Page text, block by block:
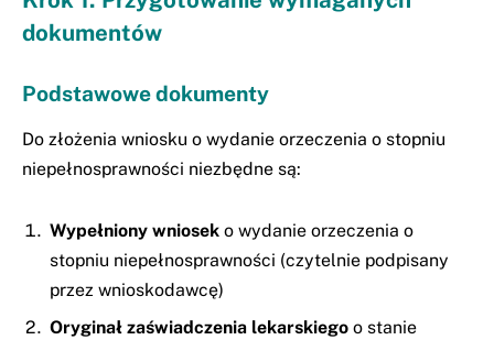
dokumentów
Podstawowe dokumenty
Do złożenia wniosku o wydanie orzeczenia o stopniu
niepełnosprawności niezbędne są:
Wypełniony wniosek o wydanie orzeczenia o
stopniu niepełnosprawności (czytelnie podpisany
przez wnioskodawcę)
Oryginał zaświadczenia lekarskiego o stanie